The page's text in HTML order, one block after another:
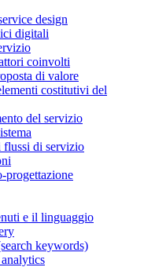
design
digitali
coinvolti
di valore
costitutivi del
del servizio
flussi di servizio
progettazione
e il linguaggio
keywords)